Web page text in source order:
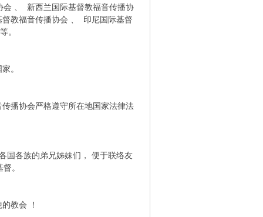
、 新西兰国际基督教福音传播协
教福音传播协会 、 印尼国际基督
。
。
播协会严格遵守所在地国家法律法
各族的弟兄姊妹们， 便于联络友
。
教会 ！